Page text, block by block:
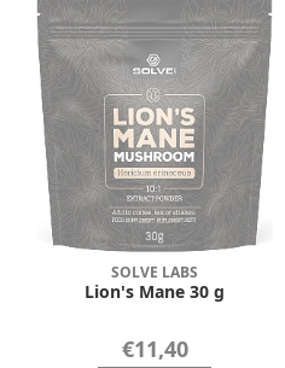
SOLVE LABS
Lion's Mane 30 g
€11,40